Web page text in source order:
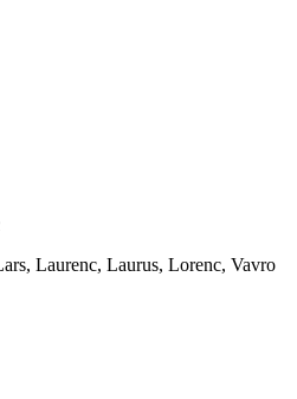
Laurenc, Laurus, Lorenc, Vavro